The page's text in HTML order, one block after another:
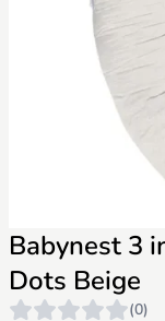
Babynest 3
Dots Beige
(0)